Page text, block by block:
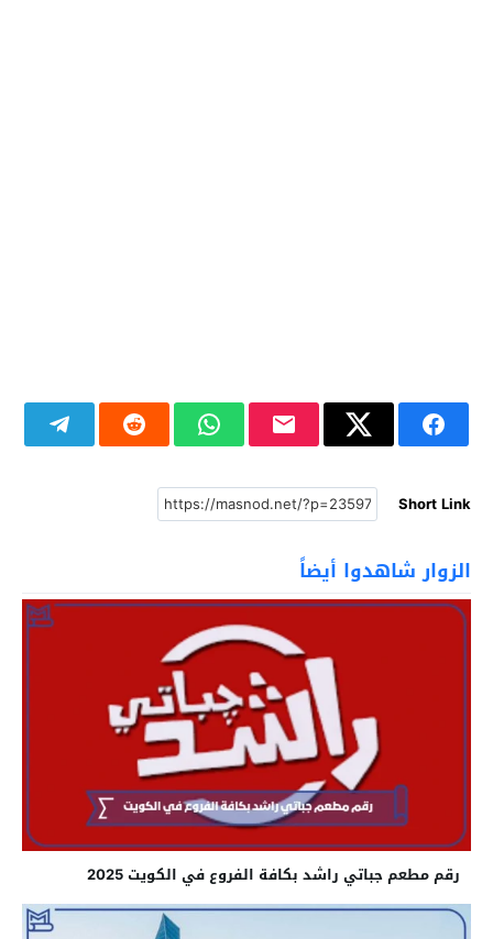
Short Link
الزوار شاهدوا أيضاً
رقم مطعم جباتي راشد بكافة الفروع في الكويت 2025